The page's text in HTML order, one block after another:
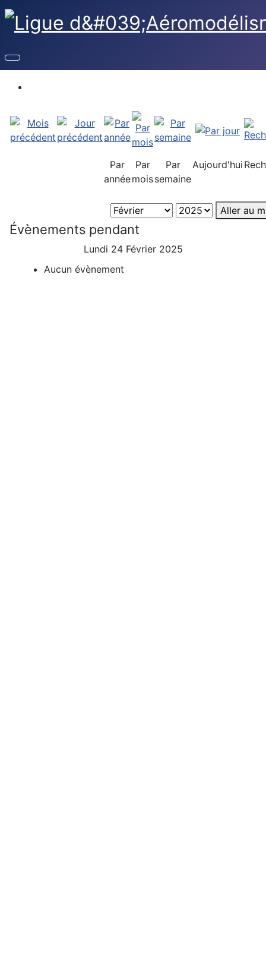
Par
année
Par
mois
Par
semaine
Aujourd'hui
Aller au
Évènements pendant
Lundi 24 Février 2025
Aucun évènement